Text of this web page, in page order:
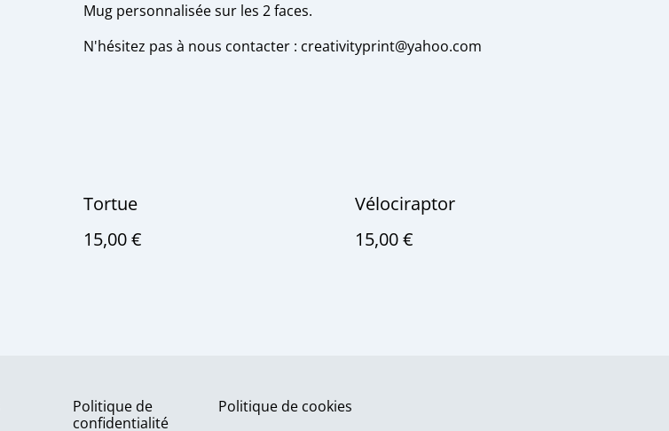
Mug personnalisée sur les 2 faces.
N'hésitez pas à nous contacter : creativityprint@yahoo.com
Tortue
15,00 €
Vélociraptor
15,00 €
Politique de
confidentialité
Politique de cookies